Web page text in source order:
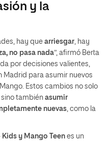
y la
hay que arriesgar, hay
no pasa nada”, afirmó Berta
por decisiones valientes,
Madrid para asumir nuevos
Estos cambios no solo
también asumir
nuevas, como la
Kids y Mango Teen es un